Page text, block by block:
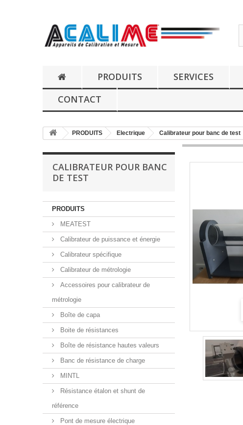
PRODUITS SERVICES
CONTACT
PRODUITS Electrique Calibrateur pour banc de test
CALIBRATEUR POUR BANC
DE TEST
PRODUITS
MEATEST
Calibrateur de puissance et énergie
Calibrateur spécifique
Calibrateur de métrologie
Accessoires pour calibrateur de
métrologie
Boîte de capa
Boite de résistances
Boîte de résistance hautes valeurs
Banc de résistance de charge
MINTL
Résistance étalon et shunt de
référence
Pont de mesure électrique